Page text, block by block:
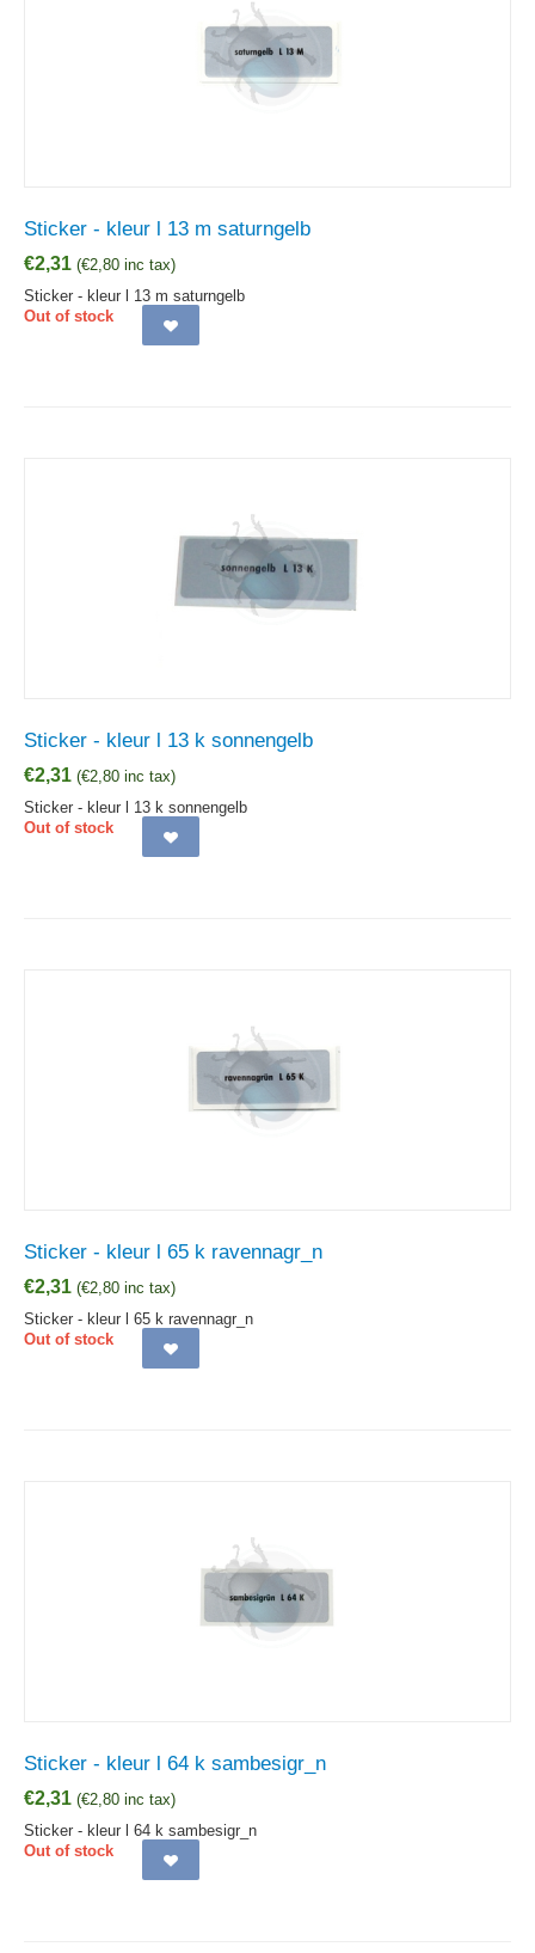
Sticker - kleur l 13 m saturngelb
€2,31 (€2,80 inc tax)
Sticker - kleur l 13 m saturngelb
Out of stock
Sticker - kleur l 13 k sonnengelb
€2,31 (€2,80 inc tax)
Sticker - kleur l 13 k sonnengelb
Out of stock
Sticker - kleur l 65 k ravennagr_n
€2,31 (€2,80 inc tax)
Sticker - kleur l 65 k ravennagr_n
Out of stock
Sticker - kleur l 64 k sambesigr_n
€2,31 (€2,80 inc tax)
Sticker - kleur l 64 k sambesigr_n
Out of stock